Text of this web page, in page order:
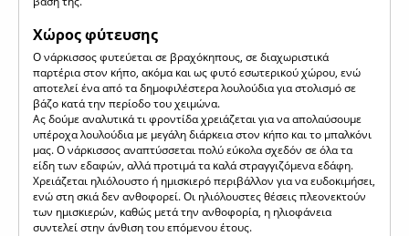
Χώρος φύτευσης
Ο νάρκισσος φυτεύεται σε βραχόκηπους, σε διαχωριστικά
παρτέρια στον κήπο, ακόμα και ως φυτό εσωτερικού χώρου, ενώ
αποτελεί ένα από τα δημοφιλέστερα λουλούδια για στολισμό σε
βάζο κατά την περίοδο του χειμώνα.
Ας δούμε αναλυτικά τι φροντίδα χρειάζεται για να απολαύσουμε
υπέροχα λουλούδια με μεγάλη διάρκεια στον κήπο και το μπαλκόνι
μας. Ο νάρκισσος αναπτύσσεται πολύ εύκολα σχεδόν σε όλα τα
είδη των εδαφών, αλλά προτιμά τα καλά στραγγιζόμενα εδάφη.
Χρειάζεται ηλιόλουστο ή ημισκιερό περιβάλλον για να ευδοκιμήσει,
ενώ στη σκιά δεν ανθοφορεί. Οι ηλιόλουστες θέσεις πλεονεκτούν
των ημισκιερών, καθώς μετά την ανθοφορία, η ηλιοφάνεια
συντελεί στην άνθιση του επόμενου έτους.